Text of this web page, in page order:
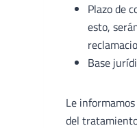
Plazo de
esto,
Base
Le
del